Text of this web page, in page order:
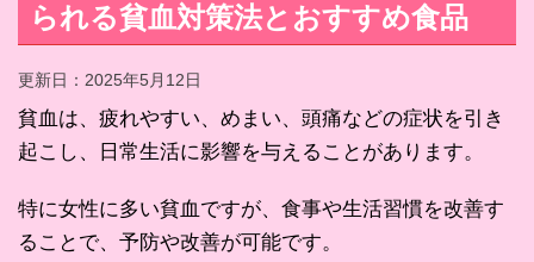
られる貧血対策法とおすすめ食品
更新日： 2025年5月12日
貧血は、疲れやすい、めまい、頭痛などの症状を引き
起こし、日常生活に影響を与えることがあります。
特に女性に多い貧血ですが、食事や生活習慣を改善す
ることで、予防や改善が可能です。